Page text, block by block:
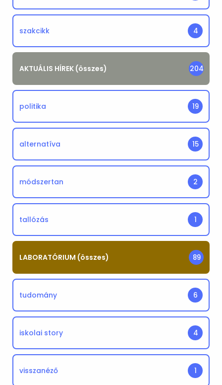
szakcikk 4
AKTUÁLIS HÍREK (összes) 204
politika 19
alternatíva 15
módszertan 2
tallózás 1
LABORATÓRIUM (összes) 89
tudomány 6
iskolai story 4
visszanéző 1